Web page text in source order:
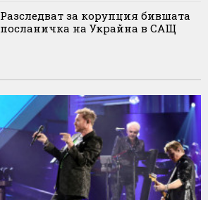
Разследват за корупция бившата
посланичка на Украйна в САЩ